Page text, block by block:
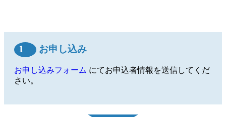
1 お申し込み
お申し込みフォーム にてお申込者情報を送信してくだ
さい。